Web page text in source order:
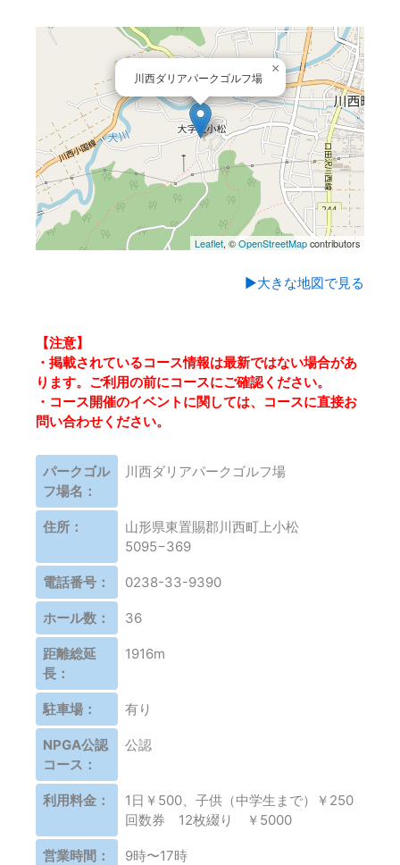
川西ダリアパークゴルフ場
×
Leaflet, ©OpenStreetMapcontributors
▶大きな地図で見る
【注意】
・掲載されているコース情報は最新ではない場合があ
ります。ご利用の前にコースにご確認ください。
・コース開催のイベントに関しては、コースに直接お
問い合わせください。
パークゴル
フ場名：
川西ダリアパークゴルフ場
住所：
山形県東置賜郡川西町上小松
5095−369
電話番号： 0238-33-9390
ホール数： 36
距離総延
長：
1916m
駐車場： 有り
NPGA公認
コース：
公認
利用料金：
1日￥500、子供（中学生まで）￥250
回数券 12枚綴り ￥5000
営業時間： 9時〜17時